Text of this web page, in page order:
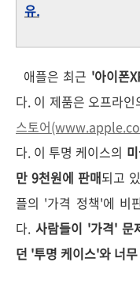
유.
애플은 최근 '아이폰
다. 이 제품은 오프라
스토어(www.
다. 이 투명 케이스의
만 9천원에 판매되고
플의 '가격 정책'에 비
다. 사람들이 '가격' 문
던 '투명 케이스'와 너